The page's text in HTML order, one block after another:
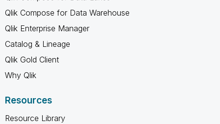
Qlik Compose for Data Warehouse
Qlik Enterprise Manager
Catalog & Lineage
Qlik Gold Client
Why Qlik
Resources
Resource Library